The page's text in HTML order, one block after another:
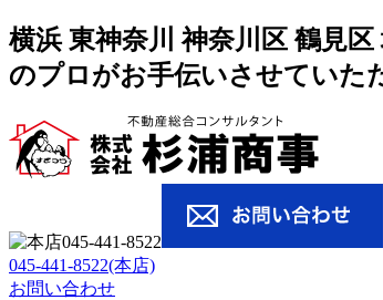
横浜 東神奈川 神奈川区 鶴見
のプロがお手伝いさせていた
045-441-8522(本店)
お問い合わせ